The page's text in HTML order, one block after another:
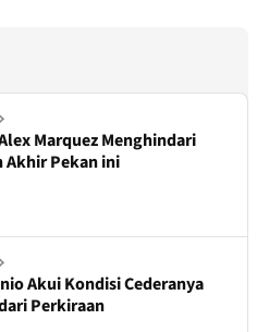
Marquez Menghindari
Akhir Pekan ini
Akui Kondisi Cederanya
Perkiraan